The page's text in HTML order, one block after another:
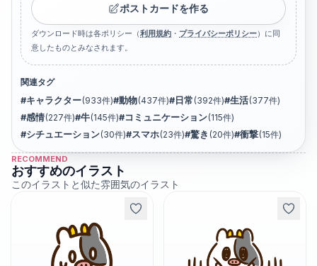
ポストカードを作る
ダウンロード時は各ポリシー（利用規約 ・ プライバシーポリシー）に同
意したものとみなされます。
関連タグ
#キャラクター(933件)#動物(437件)# 日常 (392件)#生活(377件)
#感情(227件)#牛(145件)#コミュニケーション(115件)
#シチュエーション(30件)#スマホ(23件)#驚き (20件)#衝撃(15件)
RECOMMEND
おすすめのイラスト
このイラストと似た雰囲気のイラスト